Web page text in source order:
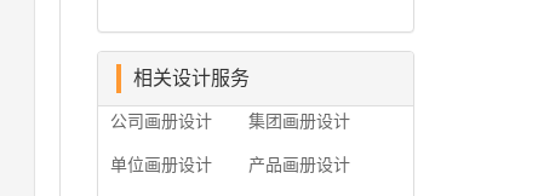
循以下的原则： 1.详
的、适用范畴并深刻...
古柏设计 古柏品牌
设计系品牌策划与推
面设计、产品包装设
站建设与推广的专业...
画册?高级画册设计公
册设计公司 首先是
员工的能力是否过硬。
这包括调研人员观察捕
捉信息、与企业顺利沟
示企业品牌形象。高档
产品画册设计有哪些小
古柏品牌设计怎么说!高
高档产品画册设计要注
相关设计服务
公司画册设计 集团画册设计
单位画册设计 产品画册设计